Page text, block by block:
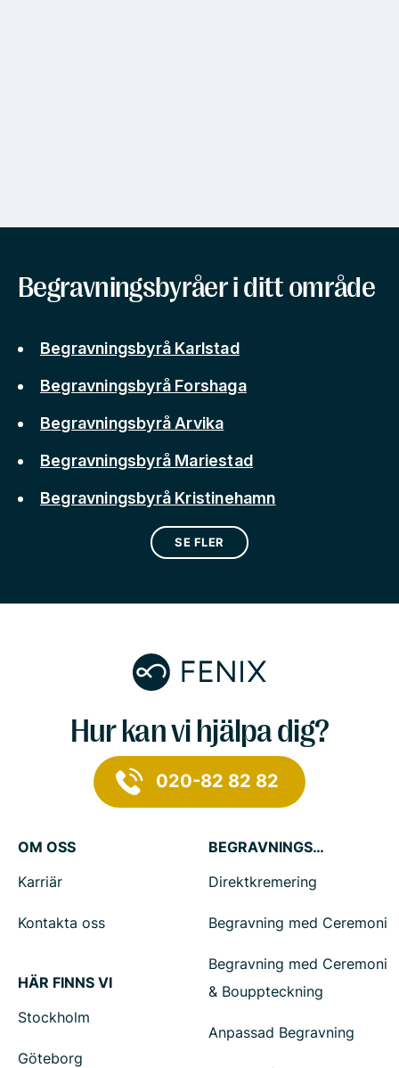
Begravningsbyråer i ditt område
Begravningsbyrå Karlstad
Begravningsbyrå Forshaga
Begravningsbyrå Arvika
Begravningsbyrå Mariestad
Begravningsbyrå Kristinehamn
SE FLER
Hur kan vi hjälpa dig?
020-82 82 82
OM OSS
Karriär
Kontakta oss
HÄR FINNS VI
Stockholm
Göteborg
BEGRAVNINGSTJÄNSTER
Direktkremering
Begravning med Ceremoni
Begravning med Ceremoni
& Bouppteckning
Anpassad Begravning